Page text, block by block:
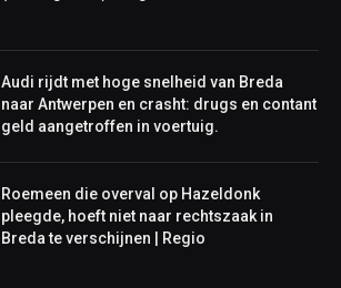
Audi rijdt met hoge snelheid van Breda
naar Antwerpen en crasht: drugs en contant
geld aangetroffen in voertuig.
Roemeen die overval op Hazeldonk
pleegde, hoeft niet naar rechtszaak in
Breda te verschijnen | Regio